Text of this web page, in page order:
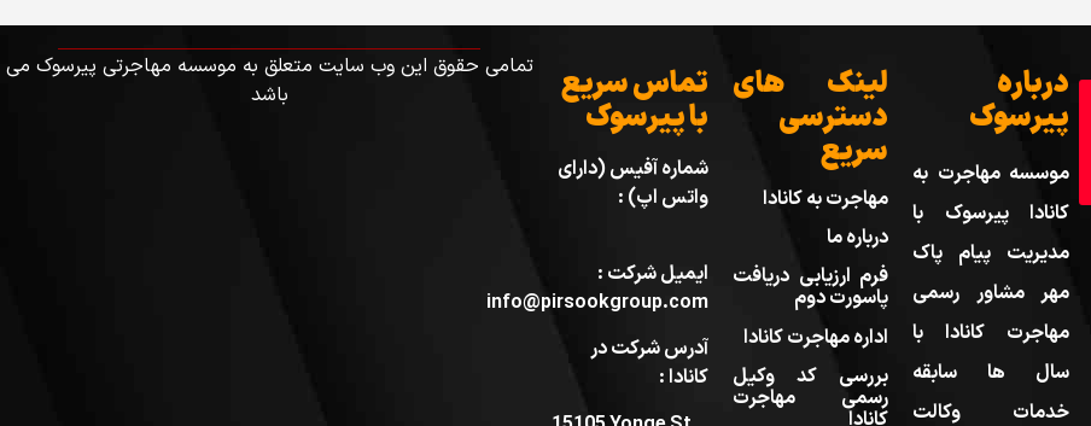
درباره
پیرسوک
موسسه مهاجرت به
کانادا پیرسوک با
مدیریت پیام پاک
مهر مشاور رسمی
مهاجرت کانادا با
سال ها سابقه
خدمات وکالت
لینک های
دسترسی
سریع
مهاجرت به کانادا
درباره ما
فرم ارزیابی دریافت
پاسورت دوم
اداره مهاجرت کانادا
بررسی کد وکیل
رسمی مهاجرت
کانادا
تماس سریع
با پیرسوک
شماره آفیس (دارای
واتس اپ) :
ایمیل شرکت :
info@pirsookgroup.com
آدرس شرکت در
کانادا :
تمامی حقوق این وب سایت متعلق به موسسه مهاجرتی پیرسوک می
باشد